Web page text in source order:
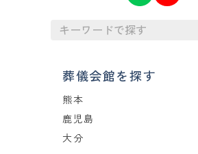
葬儀会館を探す
熊本
鹿児島
大分